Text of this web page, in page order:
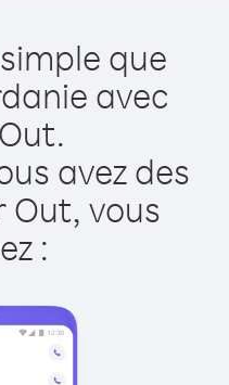
que
avec
avez des
Out, vous
: